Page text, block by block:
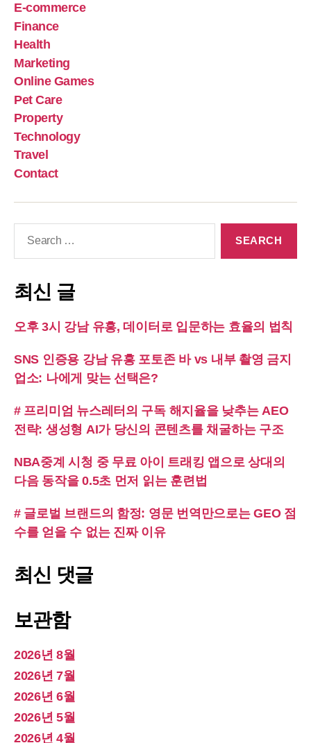
E-commerce
Finance
Health
Marketing
Online Games
Pet Care
Property
Technology
Travel
Contact
최신 글
오후 3시 강남 유흥, 데이터로 입문하는 효율의 법칙
SNS 인증용 강남 유흥 포토존 바 vs 내부 촬영 금지
업소: 나에게 맞는 선택은?
# 프리미엄 뉴스레터의 구독 해지율을 낮추는 AEO
전략: 생성형 AI가 당신의 콘텐츠를 채굴하는 구조
NBA중계 시청 중 무료 아이 트래킹 앱으로 상대의
다음 동작을 0.5초 먼저 읽는 훈련법
# 글로벌 브랜드의 함정: 영문 번역만으로는 GEO 점
수를 얻을 수 없는 진짜 이유
최신 댓글
보관함
2026년 8월
2026년 7월
2026년 6월
2026년 5월
2026년 4월